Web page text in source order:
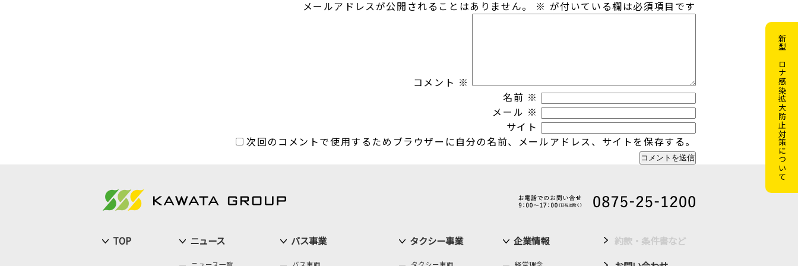
新型コロナ感染拡大防止対策について
メールアドレスが公開されることはありません。 ※ が付いている欄は必須項目です
コメント ※
名前 ※
メール ※
サイト
次回のコメントで使用するためブラウザーに自分の名前、メールアドレス、サイトを保存する。
TOP ニュース バス事業 タクシー事業 企業情報
約款・条件書など